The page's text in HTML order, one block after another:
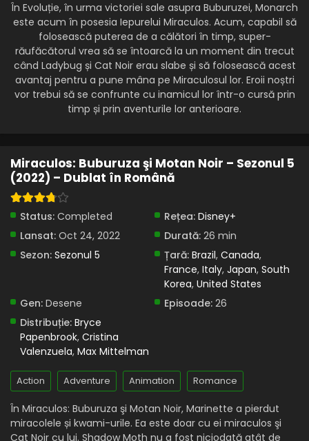
În Evoluție, în urma victoriei sale asupra Buburuzei, Monarch
este acum în posesia Iepurelui Miraculos. Acum, capabil să
folosească puterea de a călători în timp, super-
răufăcătorul vrea să se întoarcă la un moment din trecut
când Ladybug și Cat Noir erau slabe și să folosească acest
avantaj pentru a pune mâna pe Miraculosul lor. Eroii noștri
vor trebui să se confrunte cu inamicul lor într-o cursă prin
timp și prin aventurile lor anterioare.
Miraculos: Buburuza şi Motan Noir – Sezonul 5
(2022) – Dublat în Română
Status: Completed Rețea: Disney+
Lansat: Oct 24, 2022 Durată: 26 min
Sezon: Sezonul 5 Țară: Brazil, Canada,
France, Italy, Japan, South
Korea, United States
Gen: Desene Episoade: 26
Distribuție: Bryce
Papenbrook, Cristina
Valenzuela, Max Mittelman
Action Adventure Animation Romance
În Miraculos: Buburuza şi Motan Noir, Marinette a pierdut
miracolele și kwami-urile. Ea este doar cu ei miraculos şi
Cat Noir cu lui. Shadow Moth nu a fost niciodată atât de